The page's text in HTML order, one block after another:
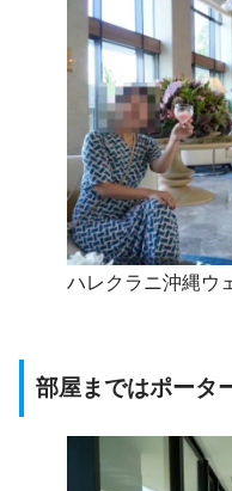
ハレクラニ沖縄ウ
部屋まではポータ